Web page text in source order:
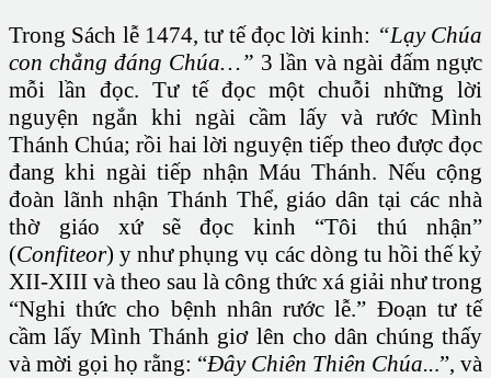
Trong Sách lễ 1474, tư tế đọc lời kinh: “Lạy Chúa
con chẳng đáng Chúa…” 3 lần và ngài đấm ngực
mỗi lần đọc. Tư tế đọc một chuỗi những lời
nguyện ngắn khi ngài cầm lấy và rước Mình
Thánh Chúa; rồi hai lời nguyện tiếp theo được đọc
đang khi ngài tiếp nhận Máu Thánh. Nếu cộng
đoàn lãnh nhận Thánh Thể, giáo dân tại các nhà
thờ giáo xứ sẽ đọc kinh “Tôi thú nhận”
(Confiteor) y như phụng vụ các dòng tu hồi thế kỷ
XII-XIII và theo sau là công thức xá giải như trong
“Nghi thức cho bệnh nhân rước lễ.” Đoạn tư tế
cầm lấy Mình Thánh giơ lên cho dân chúng thấy
và mời gọi họ rằng: “Đây Chiên Thiên Chúa...”, và